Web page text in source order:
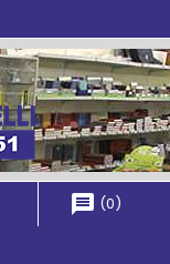
message (0)